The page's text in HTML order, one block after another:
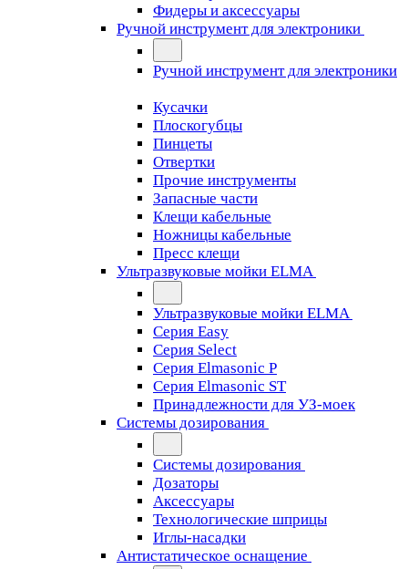
Фидеры и аксессуары
Ручной инструмент для электроники
Ручной инструмент для электроники
Кусачки
Плоскогубцы
Пинцеты
Отвертки
Прочие инструменты
Запасные части
Клещи кабельные
Ножницы кабельные
Пресс клещи
Ультразвуковые мойки ELMA
Ультразвуковые мойки ELMA
Серия Easy
Серия Select
Серия Elmasonic P
Серия Elmasonic ST
Принадлежности для УЗ-моек
Системы дозирования
Системы дозирования
Дозаторы
Аксессуары
Технологические шприцы
Иглы-насадки
Антистатическое оснащение